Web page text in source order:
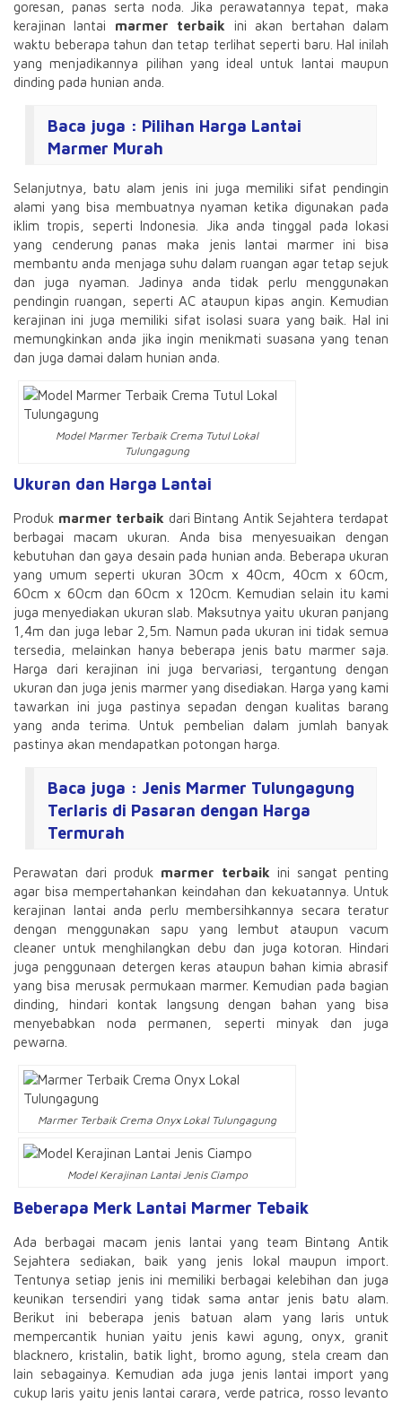
goresan, panas serta noda. Jika perawatannya tepat, maka
kerajinan lantai marmer terbaik ini akan bertahan dalam
waktu beberapa tahun dan tetap terlihat seperti baru. Hal inilah
yang menjadikannya pilihan yang ideal untuk lantai maupun
dinding pada hunian anda.
Baca juga : Pilihan Harga Lantai
Marmer Murah
Selanjutnya, batu alam jenis ini juga memiliki sifat pendingin
alami yang bisa membuatnya nyaman ketika digunakan pada
iklim tropis, seperti Indonesia. Jika anda tinggal pada lokasi
yang cenderung panas maka jenis lantai marmer ini bisa
membantu anda menjaga suhu dalam ruangan agar tetap sejuk
dan juga nyaman. Jadinya anda tidak perlu menggunakan
pendingin ruangan, seperti AC ataupun kipas angin. Kemudian
kerajinan ini juga memiliki sifat isolasi suara yang baik. Hal ini
memungkinkan anda jika ingin menikmati suasana yang tenan
dan juga damai dalam hunian anda.
Model Marmer Terbaik Crema Tutul Lokal
Tulungagung
Ukuran dan Harga Lantai
Produk marmer terbaik dari Bintang Antik Sejahtera terdapat
berbagai macam ukuran. Anda bisa menyesuaikan dengan
kebutuhan dan gaya desain pada hunian anda. Beberapa ukuran
yang umum seperti ukuran 30cm x 40cm, 40cm x 60cm,
60cm x 60cm dan 60cm x 120cm. Kemudian selain itu kami
juga menyediakan ukuran slab. Maksutnya yaitu ukuran panjang
1,4m dan juga lebar 2,5m. Namun pada ukuran ini tidak semua
tersedia, melainkan hanya beberapa jenis batu marmer saja.
Harga dari kerajinan ini juga bervariasi, tergantung dengan
ukuran dan juga jenis marmer yang disediakan. Harga yang kami
tawarkan ini juga pastinya sepadan dengan kualitas barang
yang anda terima. Untuk pembelian dalam jumlah banyak
pastinya akan mendapatkan potongan harga.
Baca juga : Jenis Marmer Tulungagung
Terlaris di Pasaran dengan Harga
Termurah
Perawatan dari produk marmer terbaik ini sangat penting
agar bisa mempertahankan keindahan dan kekuatannya. Untuk
kerajinan lantai anda perlu membersihkannya secara teratur
dengan menggunakan sapu yang lembut ataupun vacum
cleaner untuk menghilangkan debu dan juga kotoran. Hindari
juga penggunaan detergen keras ataupun bahan kimia abrasif
yang bisa merusak permukaan marmer. Kemudian pada bagian
dinding, hindari kontak langsung dengan bahan yang bisa
menyebabkan noda permanen, seperti minyak dan juga
pewarna.
Marmer Terbaik Crema Onyx Lokal Tulungagung
Model Kerajinan Lantai Jenis Ciampo
Beberapa Merk Lantai Marmer Tebaik
Ada berbagai macam jenis lantai yang team Bintang Antik
Sejahtera sediakan, baik yang jenis lokal maupun import.
Tentunya setiap jenis ini memiliki berbagai kelebihan dan juga
keunikan tersendiri yang tidak sama antar jenis batu alam.
Berikut ini beberapa jenis batuan alam yang laris untuk
mempercantik hunian yaitu jenis kawi agung, onyx, granit
blacknero, kristalin, batik light, bromo agung, stela cream dan
lain sebagainya. Kemudian ada juga jenis lantai import yang
cukup laris yaitu jenis lantai carara, verde patrica, rosso levanto